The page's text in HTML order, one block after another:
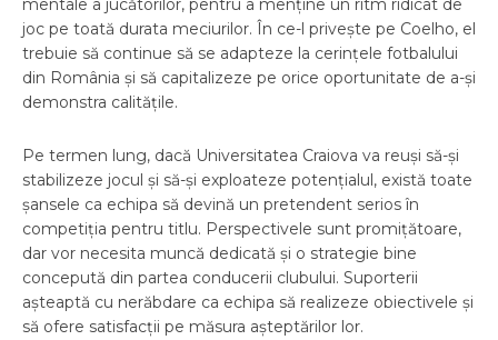
mentale a jucătorilor, pentru a menține un ritm ridicat de
joc pe toată durata meciurilor. În ce-l privește pe Coelho, el
trebuie să continue să se adapteze la cerințele fotbalului
din România și să capitalizeze pe orice oportunitate de a-și
demonstra calitățile.
Pe termen lung, dacă Universitatea Craiova va reuși să-și
stabilizeze jocul și să-și exploateze potențialul, există toate
șansele ca echipa să devină un pretendent serios în
competiția pentru titlu. Perspectivele sunt promițătoare,
dar vor necesita muncă dedicată și o strategie bine
concepută din partea conducerii clubului. Suporterii
așteaptă cu nerăbdare ca echipa să realizeze obiectivele și
să ofere satisfacții pe măsura așteptărilor lor.